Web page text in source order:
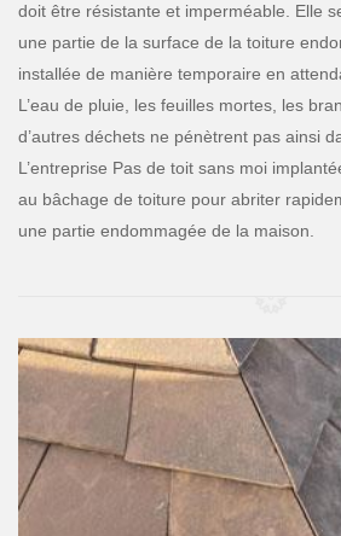
doit être résistante et imperméable. Elle
une partie de la surface de la toiture
installée de manière temporaire en
L’eau de pluie, les feuilles mortes, les
d’autres déchets ne pénètrent pas ainsi
L’entreprise Pas de toit sans moi
au bâchage de toiture pour abriter
une partie endommagée de la maison.